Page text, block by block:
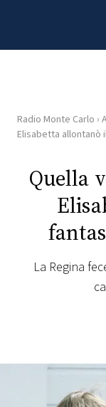
HOME
RADIO
RADIO
PLAYLIST
CONCORSI
Radio Monte Carlo ›
Elisabetta allontanò
Quella
La Regina